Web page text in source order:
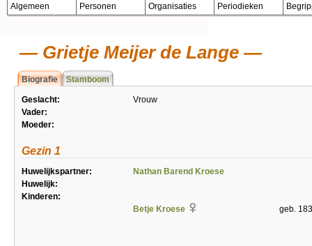
Algemeen Personen Organisaties Periodieken
Grietje Meijer de Lange
Biografie Stamboom
Geslacht:
Vrouw
Vader:
Moeder:
Gezin 1
Huwelijkspartner:
Nathan Barend Kroese
Huwelijk:
Kinderen:
Betje Kroese
geb.